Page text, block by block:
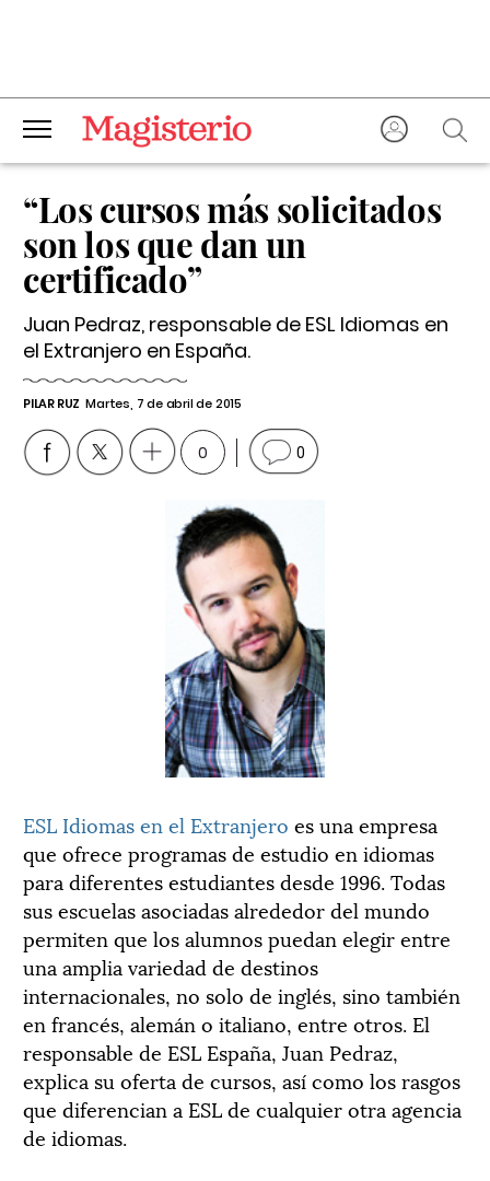
“Los cursos más solicitados
son los que dan un
certificado”
Juan Pedraz, responsable de ESL Idiomas en
el Extranjero en España.
PILAR RUZ Martes, 7 de abril de 2015
0 0
ESL Idiomas en el Extranjero es una empresa
que ofrece programas de estudio en idiomas
para diferentes estudiantes desde 1996. Todas
sus escuelas asociadas alrededor del mundo
permiten que los alumnos puedan elegir entre
una amplia variedad de destinos
internacionales, no solo de inglés, sino también
en francés, alemán o italiano, entre otros. El
responsable de ESL España, Juan Pedraz,
explica su oferta de cursos, así como los rasgos
que diferencian a ESL de cualquier otra agencia
de idiomas.